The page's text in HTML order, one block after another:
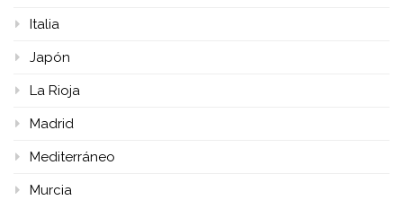
Italia
Japón
La Rioja
Madrid
Mediterráneo
Murcia